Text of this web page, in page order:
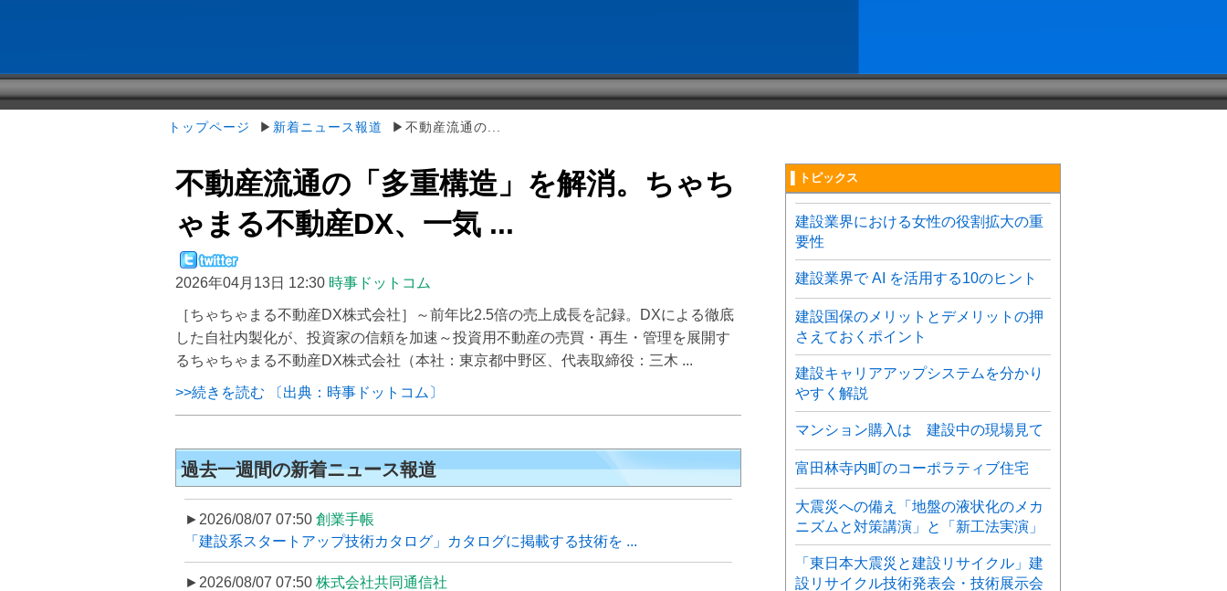
トップページ ▶ 新着ニュース報道 ▶不動産流通の...
不動産流通の「多重構造」を解消。ちゃち
ゃまる不動産DX、一気 ...
2026年04月13日 12:30 時事ドットコム
［ちゃちゃまる不動産DX株式会社］～前年比2.5倍の売上成長を記録。DXによる徹底
した自社内製化が、投資家の信頼を加速～投資用不動産の売買・再生・管理を展開す
るちゃちゃまる不動産DX株式会社（本社：東京都中野区、代表取締役：三木 ...
>>続きを読む 〔出典：時事ドットコム〕
過去一週間の新着ニュース報道
►2026/08/07 07:50 創業手帳
「建設系スタートアップ技術カタログ」カタログに掲載する技術を ...
►2026/08/07 07:50 株式会社共同通信社
▌トピックス
建設業界における女性の役割拡大の重
要性
建設業界で AI を活用する10のヒント
建設国保のメリットとデメリットの押
さえておくポイント
建設キャリアアップシステムを分かり
やすく解説
マンション購入は 建設中の現場見て
富田林寺内町のコーポラティブ住宅
大震災への備え「地盤の液状化のメカ
ニズムと対策講演」と「新工法実演」
「東日本大震災と建設リサイクル」建
設リサイクル技術発表会・技術展示会